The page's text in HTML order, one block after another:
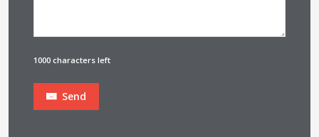
1000 characters left
Send